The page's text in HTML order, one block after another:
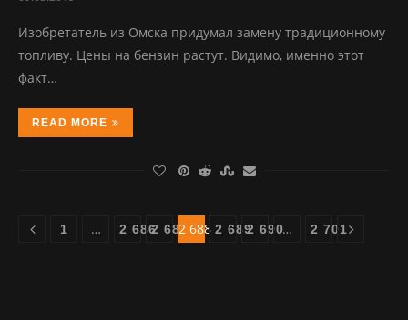
Изобретатель из Омска придумал замену традиционному
топливу. Цены на бензин растут. Видимо, именно этот
факт…
READ MORE
1 … 2 6862 6872 688 2 6892 690… 2 701